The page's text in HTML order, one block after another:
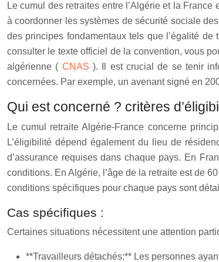
Le cumul des retraites entre l’Algérie et la
à coordonner les systèmes de sécurité sociale
des principes fondamentaux tels que l’égalité
consulter le texte officiel de la convention, vous
algérienne ( CNAS ). Il est crucial de se tenir
concernées. Par exemple, un avenant signé en
Qui est concerné ? critères
Le cumul retraite Algérie-France concerne
L’éligibilité dépend également du lieu de
d’assurance requises dans chaque pays. En
conditions. En Algérie, l’âge de la retraite est de
conditions spécifiques pour chaque pays sont
Cas spécifiques :
Certaines situations nécessitent une attention
**Travailleurs détachés:** Les personnes